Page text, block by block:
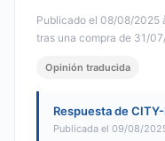
Publicado el 08/08/2025
tras una compra de 31/
Opinión traducida
Respuesta de
Publicada el 09/08/